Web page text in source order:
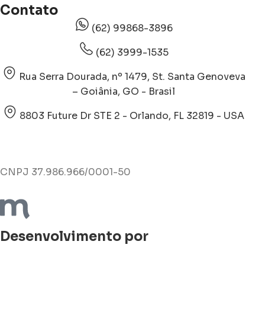
Contato
(62) 99868-3896
(62) 3999-1535
Rua Serra Dourada, nº 1479, St. Santa Genoveva
– Goiânia, GO - Brasil
8803 Future Dr STE 2 - Orlando, FL 32819 - USA
CNPJ 37.986.966/0001-50
Desenvolvimento por